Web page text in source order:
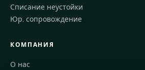
Списание неустойки
Юр. сопровождение
КОМПАНИЯ
О нас